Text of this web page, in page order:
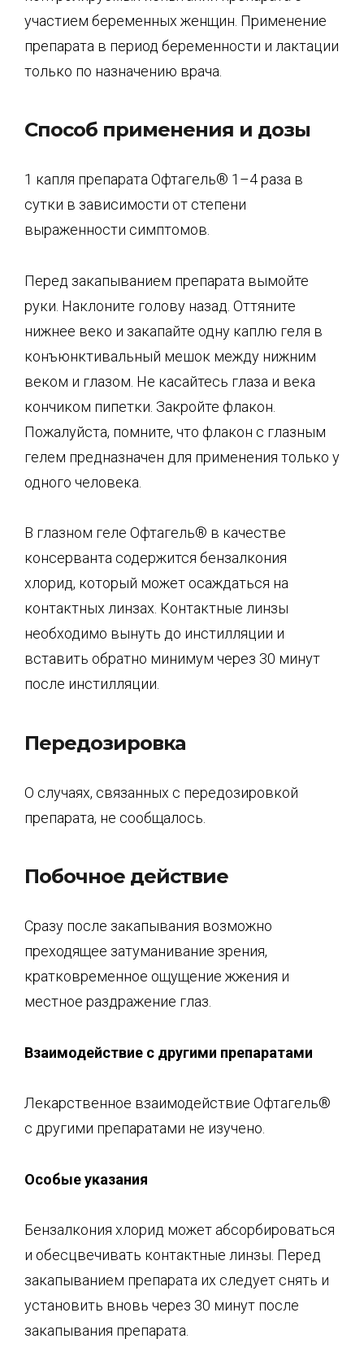
участием беременных женщин. Применение
препарата в период беременности и лактации
только по назначению врача.
Способ применения и дозы
1 капля препарата Офтагель® 1–4 раза в
сутки в зависимости от степени
выраженности симптомов.
Перед закапыванием препарата вымойте
руки. Наклоните голову назад. Оттяните
нижнее веко и закапайте одну каплю геля в
конъюнктивальный мешок между нижним
веком и глазом. Не касайтесь глаза и века
кончиком пипетки. Закройте флакон.
Пожалуйста, помните, что флакон с глазным
гелем предназначен для применения только у
одного человека.
В глазном геле Офтагель® в качестве
консерванта содержится бензалкония
хлорид, который может осаждаться на
контактных линзах. Контактные линзы
необходимо вынуть до инстилляции и
вставить обратно минимум через 30 минут
после инстилляции.
Передозировка
О случаях, связанных с передозировкой
препарата, не сообщалось.
Побочное действие
Сразу после закапывания возможно
преходящее затуманивание зрения,
кратковременное ощущение жжения и
местное раздражение глаз.
Взаимодействие с другими препаратами
Лекарственное взаимодействие Офтагель®
с другими препаратами не изучено.
Особые указания
Бензалкония хлорид может абсорбироваться
и обесцвечивать контактные линзы. Перед
закапыванием препарата их следует снять и
установить вновь через 30 минут после
закапывания препарата.